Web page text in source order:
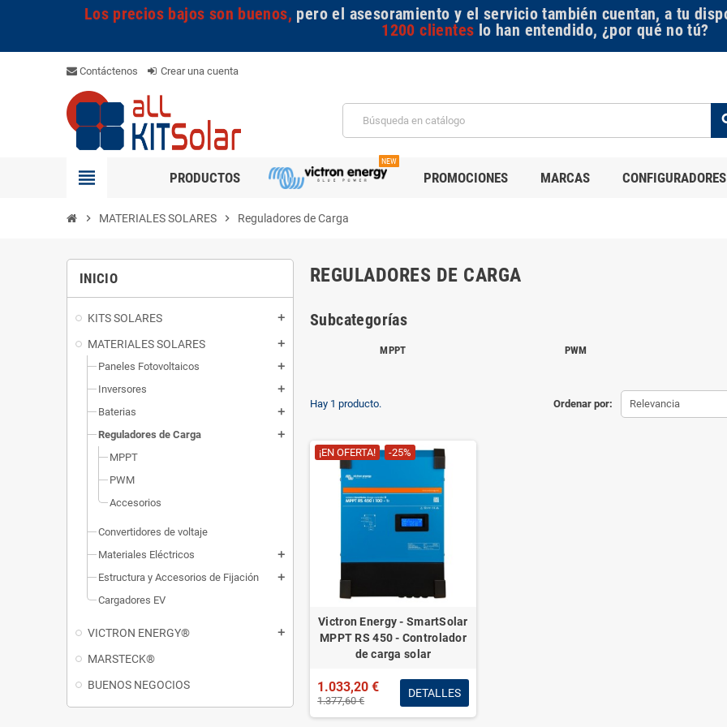
Los precios bajos son buenos, pero el asesoramiento y el servicio también cuentan, a tu
1200 clientes lo han entendido, ¿por qué no tú?
Contáctenos Crear una cuenta
view_headline PRODUCTOS
NEW
PROMOCIONES MARCAS
chevron_right MATERIALES SOLARES chevron_right Reguladores de Carga
INICIO
KITS SOLARES add
MATERIALES SOLARES add
Paneles Fotovoltaicos add
Inversores add
Baterias add
Reguladores de Carga add
MPPT
PWM
Accesorios
Convertidores de voltaje
Materiales Eléctricos
add
Estructura y Accesorios de Fijación add
Cargadores EV
VICTRON ENERGY® add
MARSTECK®
BUENOS NEGOCIOS
REGULADORES DE CARGA
Subcategorías
MPPT PWM
Ordenar por: Relevancia
Hay 1 producto.
¡EN OFERTA! -25%
Victron Energy - SmartSolar
MPPT RS 450 - Controlador
de carga solar
1.033,20 €
1.377,60 €
DETALLES